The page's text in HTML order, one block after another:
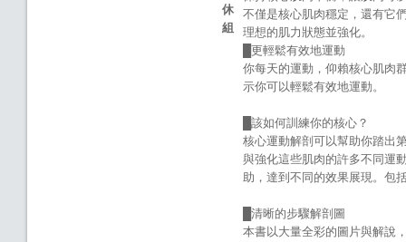
休
組
不僅是核心肌肉穩定，還有它
理想的肌力狀態並強化。
█更輕鬆有效地運動
你每天的運動，仰賴核心肌肉
示你可以輕鬆有效地運動。
█該如何訓練你的核心？
核心運動解剖可以幫助你踏出
與強化這些肌肉的許多不同運
助，達到不同的效果展現。包
█清晰的步驟解剖圖
本書以大量全彩的圖片與解說